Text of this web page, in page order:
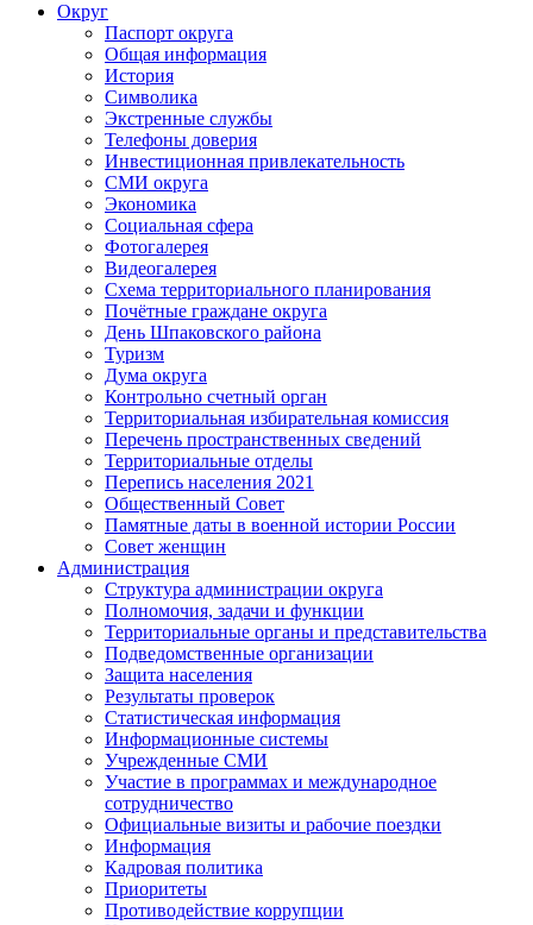
Округ
Паспорт округа
Общая информация
История
Символика
Экстренные службы
Телефоны доверия
Инвестиционная привлекательность
СМИ округа
Экономика
Социальная сфера
Фотогалерея
Видеогалерея
Схема территориального планирования
Почётные граждане округа
День Шпаковского района
Туризм
Дума округа
Контрольно счетный орган
Территориальная избирательная комиссия
Перечень пространственных сведений
Территориальные отделы
Перепись населения 2021
Общественный Совет
Памятные даты в военной истории России
Совет женщин
Администрация
Структура администрации округа
Полномочия, задачи и функции
Территориальные органы и представительства
Подведомственные организации
Защита населения
Результаты проверок
Статистическая информация
Информационные системы
Учрежденные СМИ
Участие в программах и международное
сотрудничество
Официальные визиты и рабочие поездки
Информация
Кадровая политика
Приоритеты
Противодействие коррупции